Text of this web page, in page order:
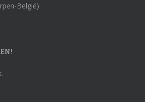
België)